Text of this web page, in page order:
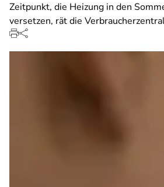
Zeitpunkt, die Heizung in den
versetzen, rät die